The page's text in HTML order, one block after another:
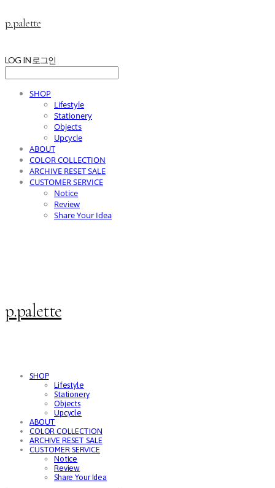
p.palette
LOG IN 로그인
SHOP
Lifestyle
Stationery
Objects
Upcycle
ABOUT
COLOR COLLECTION
ARCHIVE RESET SALE
CUSTOMER SERVICE
Notice
Review
Share Your Idea
p.palette
SHOP
Lifestyle
Stationery
Objects
Upcycle
ABOUT
COLOR COLLECTION
ARCHIVE RESET SALE
CUSTOMER SERVICE
Notice
Review
Share Your Idea